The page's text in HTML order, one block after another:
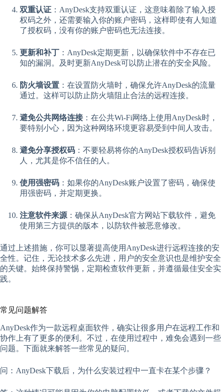
双重认证 ：AnyDesk支持双重认证，这意味着除了输入授
权码之外，还需要输入你的账户密码，这样即使有人知道
了授权码，没有你的账户密码也无法连接。
更新和补丁 ：AnyDesk定期更新，以确保软件中不存在已
知的漏洞。及时更新AnyDesk可以防止潜在的安全风险。
防火墙设置 ：在设置防火墙时，确保允许AnyDesk的流量
通过。这样可以防止防火墙阻止合法的远程连接。
避免公共网络连接：在公共Wi-Fi网络上使用AnyDesk时，
要特别小心，因为这种网络环境更容易受到中间人攻击。
避免分享授权码 ：不要轻易将你的AnyDesk授权码告诉别
人，尤其是你不信任的人。
使用强密码 ：如果你的AnyDesk账户设置了密码，确保使
用强密码，并定期更换。
注意软件来源 ：确保从AnyDesk官方网站下载软件，避免
使用第三方提供的版本，以防软件被恶意修改。
通过上述措施，你可以显著提高使用AnyDesk进行远程连接的安
全性。记住，无论技术多么先进，用户的安全意识也是维护安全
的关键。始终保持警惕，定期检查软件更新，并遵循最佳安全实
践。
常见问题解答
AnyDesk作为一款远程桌面软件，确实让很多用户在远程工作和
协作上有了更多的便利。不过，在使用过程中，难免会遇到一些
问题。下面就来解答一些常见的疑问。
问：AnyDesk下载后，为什么安装过程中一直卡在某个步骤？